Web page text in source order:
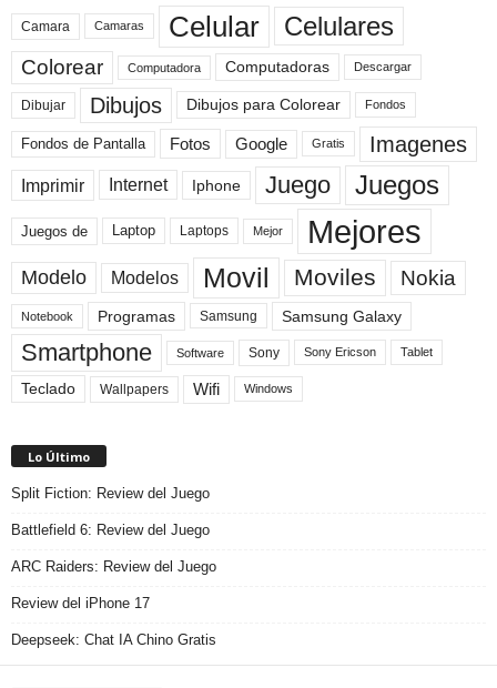
Camara Camaras Celular Celulares
Colorear Computadora Computadoras Descargar
Dibujar Dibujos Dibujos para Colorear Fondos
Fondos de Pantalla Fotos Google Gratis Imagenes
Imprimir Internet Iphone Juego Juegos
Juegos de Laptop Laptops Mejor Mejores
Modelo Modelos Movil Moviles Nokia
Notebook Programas Samsung Samsung Galaxy
Smartphone Software Sony Sony Ericson Tablet
Teclado Wallpapers Wifi Windows
Lo Último
Split Fiction: Review del Juego
Battlefield 6: Review del Juego
ARC Raiders: Review del Juego
Review del iPhone 17
Deepseek: Chat IA Chino Gratis